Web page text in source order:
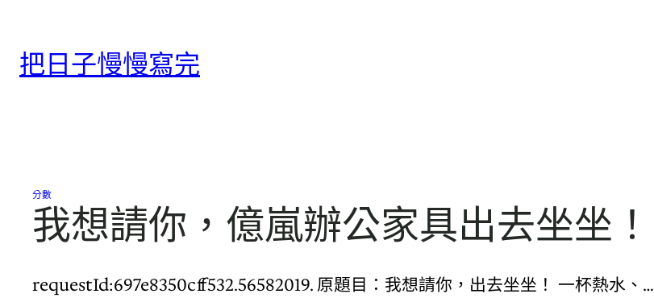
把日子慢慢寫完
分數
我想請你，億嵐辦公家具出去坐坐！
requestId:697e8350cff532.56582019. 原題目：我想請你，出去坐坐！ 一杯熱水、…